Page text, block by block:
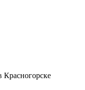
Красногорске